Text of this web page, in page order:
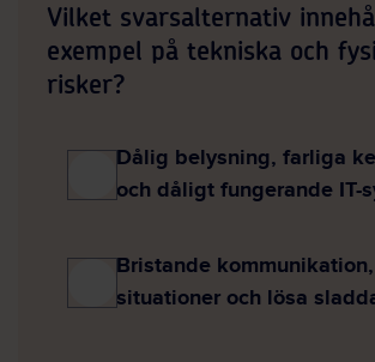
Vilket svarsalternativ
exempel på tekniska och
risker?
Dålig belysning, farliga
och dåligt fungerande IT-
Bristande
situationer och lösa